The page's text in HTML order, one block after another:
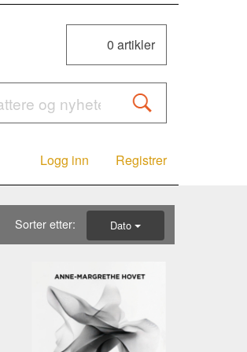
0 artikler
Logg inn Registrer
Sorter etter: Dato